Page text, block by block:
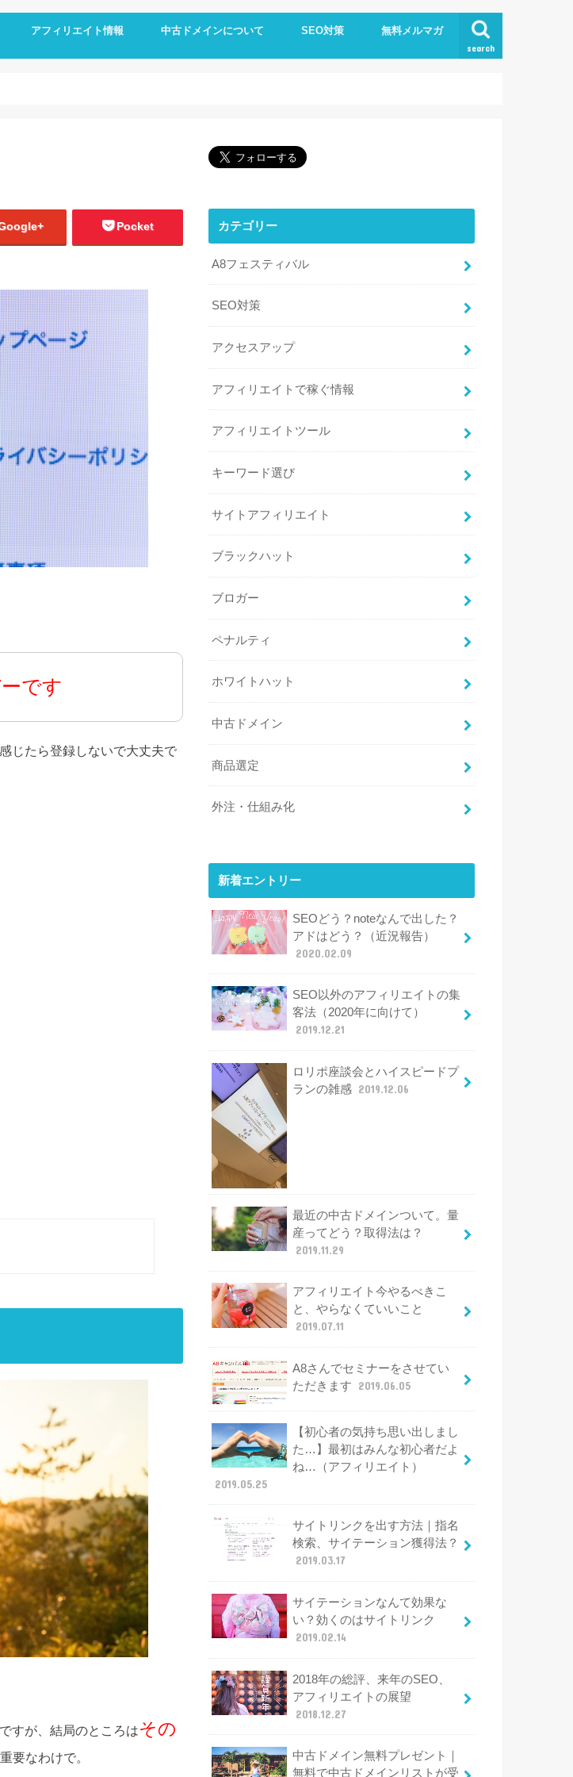
search
アフィリエイト情報 中古ドメインについて SEO対策 無料メルマガ
Pocket
です
じたら登録しないで大丈夫で
すが、結局のところはその
要なわけで。
カテゴリー
A8フェスティバル
SEO対策
アクセスアップ
アフィリエイトで稼ぐ情報
アフィリエイトツール
キーワード選び
サイトアフィリエイト
ブラックハット
ブロガー
ペナルティ
ホワイトハット
中古ドメイン
商品選定
外注・仕組み化
新着エントリー
SEOどう？noteなんで出した？
アドはどう？（近況報告）
2020.02.09
SEO以外のアフィリエイトの集
客法（2020年に向けて）
2019.12.21
ロリポ座談会とハイスピードプ
ランの雑感 2019.12.06
最近の中古ドメインついて。量
産ってどう？取得法は？
2019.11.29
アフィリエイト今やるべきこ
と、やらなくていいこと
2019.07.11
A8さんでセミナーをさせてい
ただきます
2019.06.05
【初心者の気持ち思い出しまし
た…】最初はみんな初心者だよ
ね…（アフィリエイト）
2019.05.25
サイトリンクを出す方法｜指名
検索、サイテーション獲得法？
2019.03.17
サイテーションなんて効果な
い？効くのはサイトリンク
2019.02.14
2018年の総評、来年のSEO、
アフィリエイトの展望
2018.12.27
中古ドメイン無料プレゼント｜
無料で中古ドメインリストが受